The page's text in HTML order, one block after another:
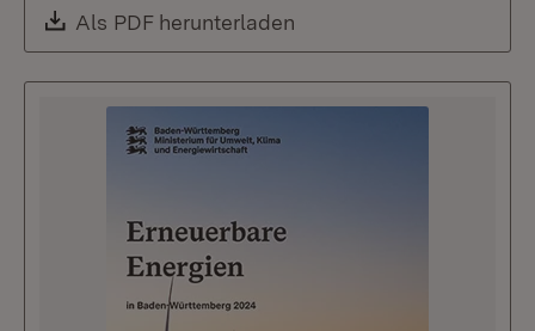
Download:
Als PDF herunterladen